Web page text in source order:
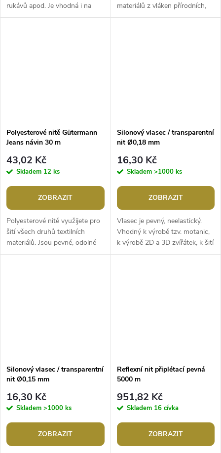
rukávů apod. Je vhodná i na
neviditelné sešívání, například
materiálů z vláken přírodních,
směsových i plně syntetických.
Polyesterové nitě Gütermann
Jeans návin 30 m
43,02 Kč
Skladem 12 ks
ZOBRAZIT
Polyesterové nitě využijete pro
šití všech druhů textilních
materiálů. Jsou pevné, odolné
vůči oděru, stálobarevné a
Silonový vlasec / transparentní
nit Ø0,18 mm
16,30 Kč
Skladem >1000 ks
ZOBRAZIT
Vlasec je pevný, neelastický.
Vhodný k výrobě tzv. motanic,
k výrobě 2D a 3D zvířátek, k šití
a našívání perliček. Vlasec je
Silonový vlasec / transparentní
nit Ø0,15 mm
16,30 Kč
Skladem >1000 ks
ZOBRAZIT
Reflexní nit připlétací pevná
5000 m
951,82 Kč
Skladem 16 cívka
ZOBRAZIT